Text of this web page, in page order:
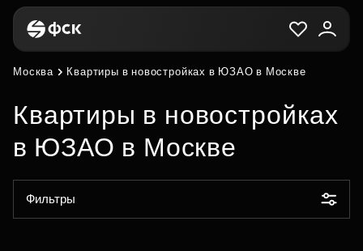
Москва Квартиры в новостройках в ЮЗАО в Москве
Квартиры в новостройках
в ЮЗАО в Москве
Фильтры